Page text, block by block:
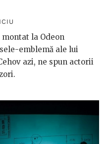
la Odeon
emblemă ale lui
azi, ne spun actorii